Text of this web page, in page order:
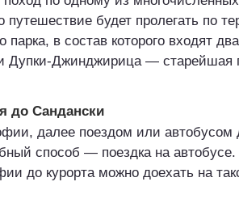
путешествие будет пролегать по
парка, в состав которого входят
Дупки-Джинджирица — старейшая
до Сандански
далее поездом или автобусом
способ — поездка на
до курорта можно доехать на